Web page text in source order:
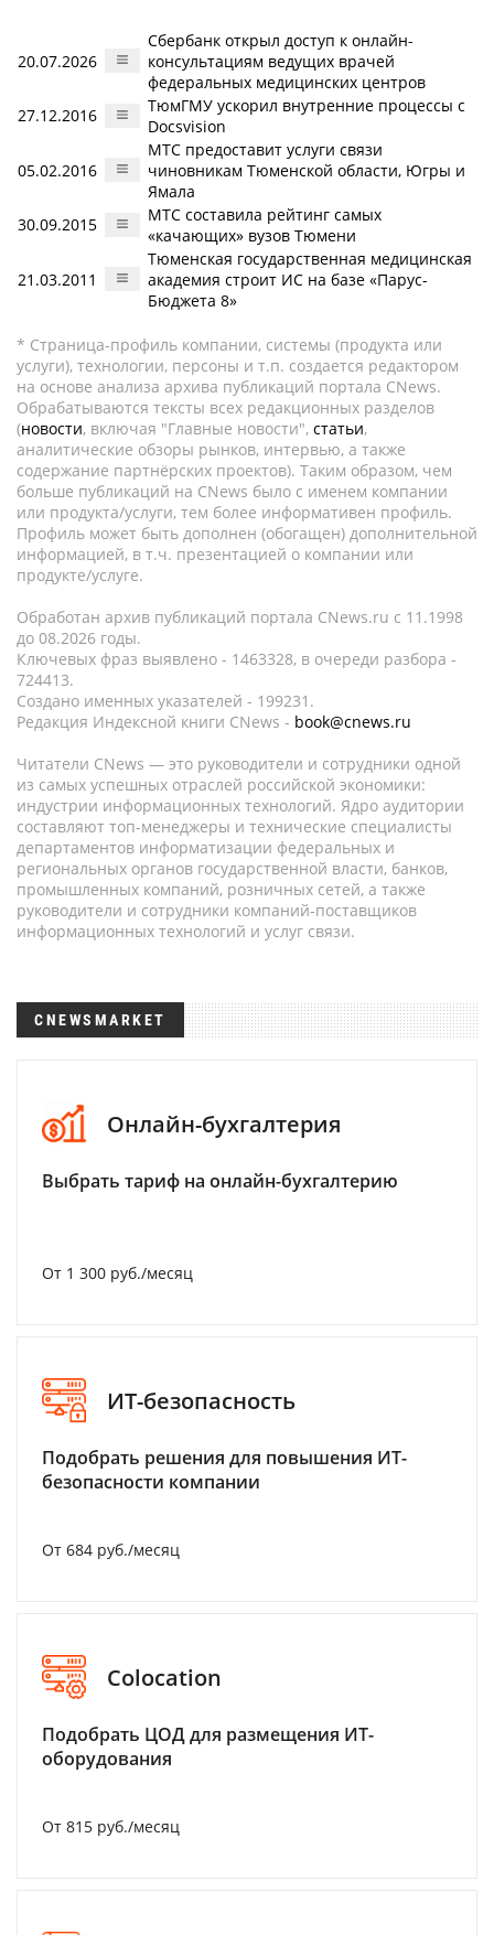
20.07.2026
Сбербанк открыл доступ к онлайн-
консультациям ведущих врачей
федеральных медицинских центров
27.12.2016
ТюмГМУ ускорил внутренние процессы с
Docsvision
05.02.2016
МТС предоставит услуги связи
чиновникам Тюменской области, Югры и
Ямала
30.09.2015
МТС составила рейтинг самых
«качающих» вузов Тюмени
21.03.2011
Тюменская государственная медицинская
академия строит ИС на базе «Парус-
Бюджета 8»
* Страница-профиль компании, системы (продукта или
услуги), технологии, персоны и т.п. создается редактором
на основе анализа архива публикаций портала CNews.
Обрабатываются тексты всех редакционных разделов
(новости, включая "Главные новости", статьи,
аналитические обзоры рынков, интервью, а также
содержание партнёрских проектов). Таким образом, чем
больше публикаций на CNews было с именем компании
или продукта/услуги, тем более информативен профиль.
Профиль может быть дополнен (обогащен) дополнительной
информацией, в т.ч. презентацией о компании или
продукте/услуге.
Обработан архив публикаций портала CNews.ru c 11.1998
до 08.2026 годы.
Ключевых фраз выявлено - 1463328, в очереди разбора -
724413.
Создано именных указателей - 199231.
Редакция Индексной книги CNews - book@cnews.ru
Читатели CNews — это руководители и сотрудники одной
из самых успешных отраслей российской экономики:
индустрии информационных технологий. Ядро аудитории
составляют топ-менеджеры и технические специалисты
департаментов информатизации федеральных и
региональных органов государственной власти, банков,
промышленных компаний, розничных сетей, а также
руководители и сотрудники компаний-поставщиков
информационных технологий и услуг связи.
CNEWSMARKET
Онлайн-бухгалтерия
Выбрать тариф на онлайн-бухгалтерию
От 1 300 руб./месяц
ИТ-безопасность
Подобрать решения для повышения ИТ-
безопасности компании
От 684 руб./месяц
Colocation
Подобрать ЦОД для размещения ИТ-
оборудования
От 815 руб./месяц